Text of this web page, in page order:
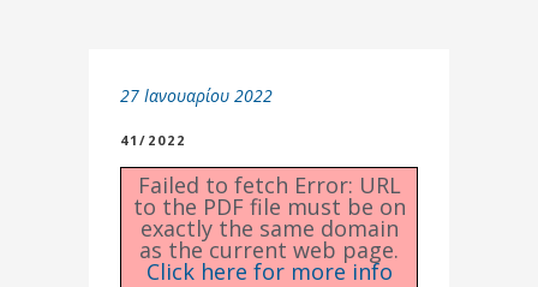
27 Ιανουαρίου 2022
41/2022
Failed to fetch Error: URL
to the PDF file must be on
exactly the same domain
as the current web page.
Click here for more info